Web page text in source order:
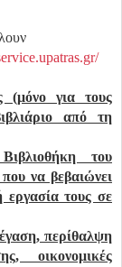
(μόνο για τους
από τη
του
να βεβαιώνει
εργασία τους σε
περίθαλψη
οικονομικές